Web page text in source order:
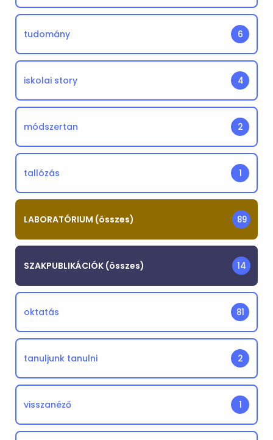
tudomány 6
iskolai story 4
módszertan 2
tallózás 1
LABORATÓRIUM (összes) 89
SZAKPUBLIKÁCIÓK (összes) 14
oktatás 81
tanuljunk tanulni 2
visszanéző 1